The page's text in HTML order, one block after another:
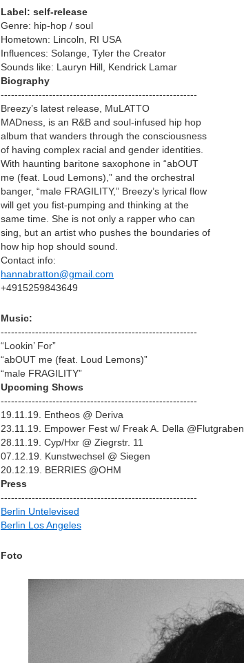
Label: self-­release
Genre: hip-­hop / soul
Hometown: Lincoln, RI USA
Influences: Solange, Tyler the Creator
Sounds like: Lauryn Hill, Kendrick Lamar
Biography
-­-­-­-­-­-­-­-­-­-­-­-­-­-­-­-­-­-­-­-­-­-­-­-­-­-­-­-­-­-­-­-­-­-­-­-­-­-­-­-­-­-­-­-­-­-­-­-­-­-­-­-­-­-­-­-­-­
Breezy’s latest release, MuLATTO
MADness, is an R&B and soul-­infused hip hop
album that wanders through the consciousness
of having complex racial and gender identities.
With haunting baritone saxophone in “abOUT
me (feat. Loud Lemons),” and the orchestral
banger, “male FRAGILITY,” Breezy’s lyrical flow
will get you fist-­pumping and thinking at the
same time. She is not only a rapper who can
sing, but an artist who pushes the boundaries of
how hip hop should sound.
Contact info:
hannabratton@gmail.com
+4915259843649
Music:
-­-­-­-­-­-­-­-­-­-­-­-­-­-­-­-­-­-­-­-­-­-­-­-­-­-­-­-­-­-­-­-­-­-­-­-­-­-­-­-­-­-­-­-­-­-­-­-­-­-­-­-­-­-­-­-­-­
“Lookin’ For”
“abOUT me (feat. Loud Lemons)”
“male FRAGILITY”
Upcoming Shows
-­-­-­-­-­-­-­-­-­-­-­-­-­-­-­-­-­-­-­-­-­-­-­-­-­-­-­-­-­-­-­-­-­-­-­-­-­-­-­-­-­-­-­-­-­-­-­-­-­-­-­-­-­-­-­-­-­
19.11.19. Entheos @ Deriva
23.11.19. Empower Fest w/ Freak A. Della @Flutgraben
28.11.19. Cyp/Hxr @ Ziegrstr. 11
07.12.19. Kunstwechsel @ Siegen
20.12.19. BERRIES @OHM
Press
-­-­-­-­-­-­-­-­-­-­-­-­-­-­-­-­-­-­-­-­-­-­-­-­-­-­-­-­-­-­-­-­-­-­-­-­-­-­-­-­-­-­-­-­-­-­-­-­-­-­-­-­-­-­-­-­-­
Berlin Untelevised
Berlin Los Angeles
Foto